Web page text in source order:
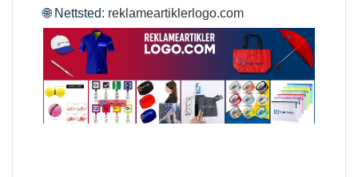
🌐 Nettsted: reklameartiklerlogo.com